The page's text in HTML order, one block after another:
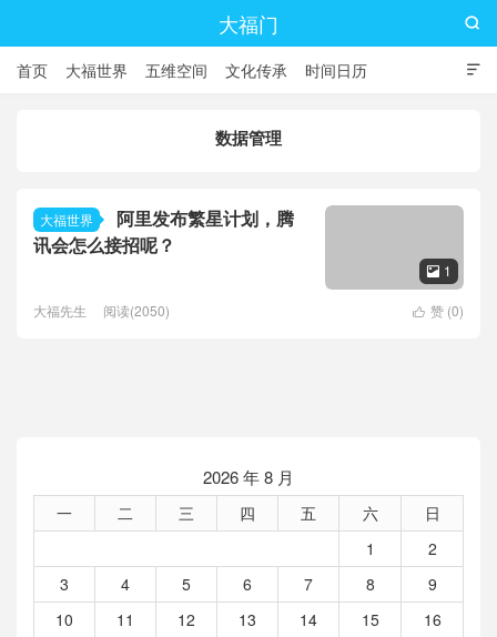
大福门

首页 大福世界 五维空间 文化传承 时间日历

数据管理
大福世界
阿里发布繁星计划，腾
讯会怎么接招呢？
 1
 赞 (0)
大福先生 阅读(2050)
2026 年 8 月
一 二 三 四 五 六
日
1
2
3
4 5 6 7 8
9
10
11 12 13 14 15
16